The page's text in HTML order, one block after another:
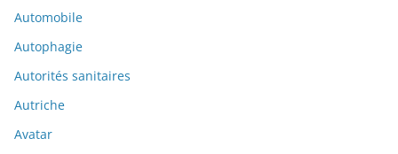
Automobile
Autophagie
Autorités sanitaires
Autriche
Avatar